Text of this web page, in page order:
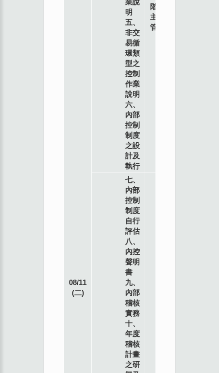
08/11
(二)
業說
明
五、
非交
易循
環類
型之
控制
作業
說明
六、
內部
控制
制度
之設
計及
執行
階
主
管
七、
內部
控制
制度
自行
評估
八、
內控
聲明
書
九、
內部
稽核
實務
十、
年度
稽核
計畫
之研